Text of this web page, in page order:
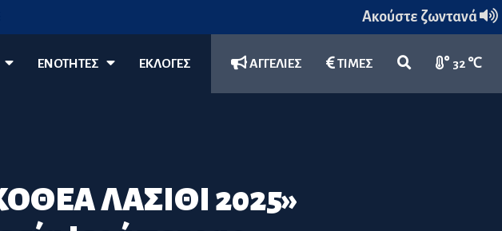
Ακούστε ζωντανά
ΕΝΟΤΗΤΕΣ ΕΚΛΟΓΕΣ ΑΓΓΕΛΙΕΣ ΤΙΜΕΣ 32 ℃
ΛΑΣΙΘΙ 2025»